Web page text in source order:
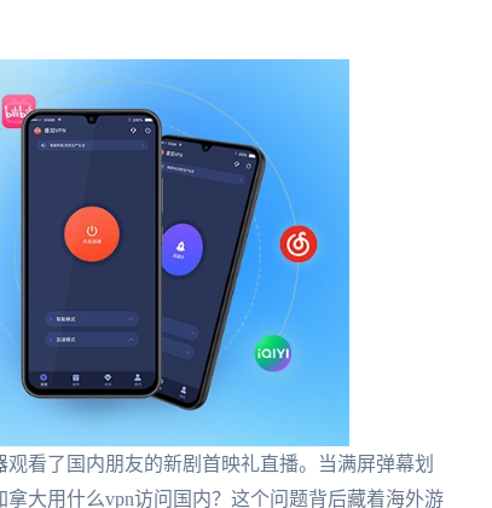
看了国内朋友的新剧首映礼直播。当满屏弹幕划
大用什么vpn访问国内？这个问题背后藏着海外游